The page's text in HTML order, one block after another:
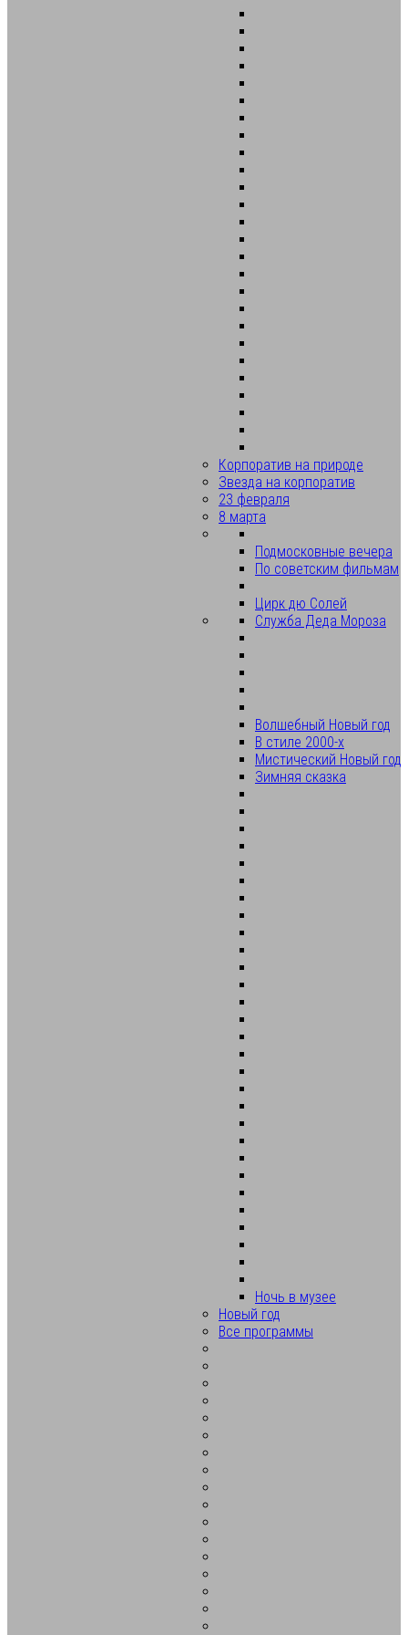
Корпоратив на природе
Звезда на корпоратив
23 февраля
8 марта
Подмосковные вечера
По советским фильмам
Цирк дю Солей
Служба Деда Мороза
Волшебный Новый год
В стиле 2000-х
Мистический Новый год
Зимняя сказка
Ночь в музее
Новый год
Все программы